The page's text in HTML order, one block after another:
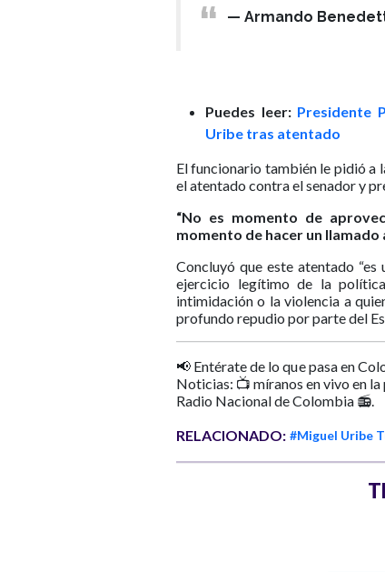
— Armando
Puedes leer: Presidente
Uribe tras atentado
El funcionario también le pidió a
el atentado contra el senador y
“No es momento de
momento de hacer un llamado
Concluyó que este atentado
ejercicio legítimo de la
intimidación o la violencia a
profundo repudio por parte del
📢 Entérate de lo que pasa en
Noticias: 📺 míranos en vivo en
Radio Nacional de Colombia 📻.
RELACIONADO: #Miguel Uribe